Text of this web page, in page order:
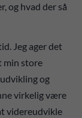
og hvad der så
Jeg ager det
min store
og
virkelig være
videreudvikle